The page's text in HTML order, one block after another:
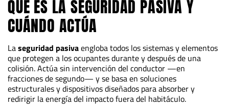
QUÉ ES LA SEGURIDAD PASIVA Y
CUÁNDO ACTÚA
Laseguridad pasivaengloba todos los sistemas y elementos
que protegen a los ocupantes durante y después de una
colisión. Actúa sin intervención del conductor —en
fracciones de segundo— y se basa en soluciones
estructurales y dispositivos diseñados para absorber y
redirigir la energía del impacto fuera del habitáculo.